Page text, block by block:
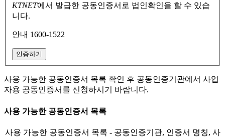
KTNET에서 발급한 공동인증서로 법인확인을 할 수 있습
니다.
안내 1600-1522
인증하기
사용 가능한 공동인증서 목록 확인 후 공동인증기관에서 사업
자용 공동인증서를 신청하시기 바랍니다.
사용 가능한 공동인증서 목록
사용 가능한 공동인증서 목록 - 공동인증기관, 인증서 명칭, 사